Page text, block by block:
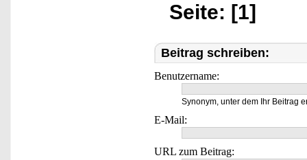
Seite: [1]
Beitrag schreiben:
Benutzername:
Synonym, unter dem Ihr Beitrag
E-Mail:
URL zum Beitrag: